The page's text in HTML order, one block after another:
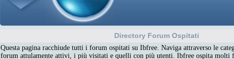
Directory Forum Ospitati
Questa pagina racchiude tutti i forum ospitati su Ibfree. Naviga attraverso le
forum attulamente attivi, i più visitati e quelli con più utenti. Ibfree ospita molti